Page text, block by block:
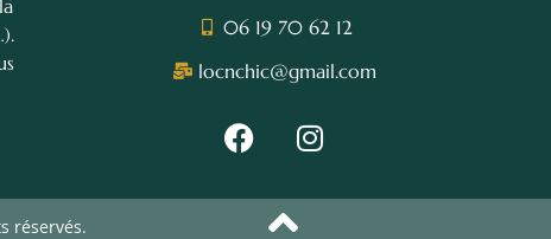
06 19 70 62 12
locnchic@gmail.com
réservés.